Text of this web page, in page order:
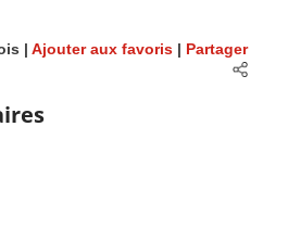
| Ajouter aux favoris Partager